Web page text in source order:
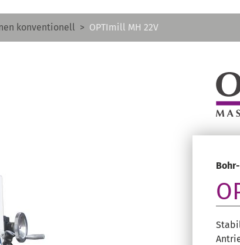
konventionell OPTImill MH 22V